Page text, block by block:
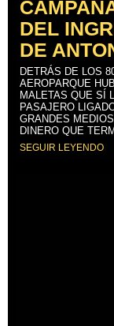
DEL
DE
DETRÁS DE LOS
AEROPARQUE
MALETAS QUE SÍ
PASAJERO
GRANDES
DINERO QUE
SEGUIR LEYENDO